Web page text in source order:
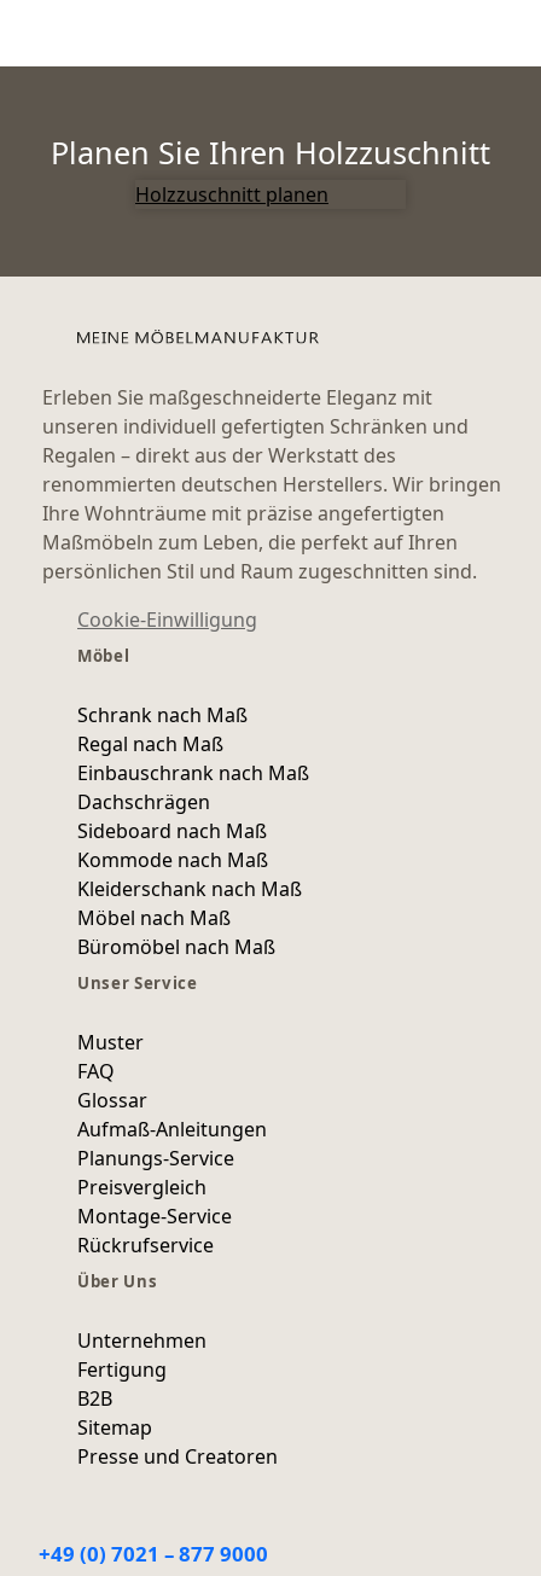
Planen Sie Ihren Holzzuschnitt
Holzzuschnitt planen
Erleben Sie maßgeschneiderte Eleganz mit
unseren individuell gefertigten Schränken und
Regalen – direkt aus der Werkstatt des
renommierten deutschen Herstellers. Wir bringen
Ihre Wohnträume mit präzise angefertigten
Maßmöbeln zum Leben, die perfekt auf Ihren
persönlichen Stil und Raum zugeschnitten sind.
Cookie-Einwilligung
Möbel
Schrank nach Maß
Regal nach Maß
Einbauschrank nach Maß
Dachschrägen
Sideboard nach Maß
Kommode nach Maß
Kleiderschank nach Maß
Möbel nach Maß
Büromöbel nach Maß
Unser Service
Muster
FAQ
Glossar
Aufmaß-Anleitungen
Planungs-Service
Preisvergleich
Montage-Service
Rückrufservice
Über Uns
Unternehmen
Fertigung
B2B
Sitemap
Presse und Creatoren
+49 (0) 7021 – 877 9000